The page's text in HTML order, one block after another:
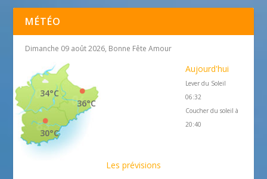
MÉTÉO
Dimanche 09 août 2026, Bonne Fête Amour
36°C
34°C
30°C
Aujourd'hui
Lever du Soleil
06:32
Coucher du soleil à
20:40
Les prévisions